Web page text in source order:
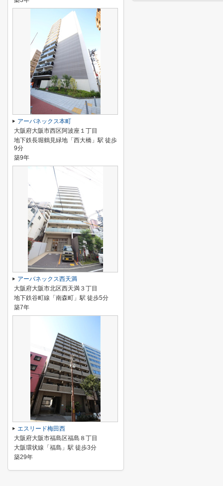
アーバネックス本町
大阪府大阪市西区阿波座１丁目
地下鉄長堀鶴見緑地「西大橋」駅 徒歩
9分
築9年
アーバネックス西天満
大阪府大阪市北区西天満３丁目
地下鉄谷町線「南森町」駅 徒歩5分
築7年
エスリード梅田西
大阪府大阪市福島区福島８丁目
大阪環状線「福島」駅 徒歩3分
築29年